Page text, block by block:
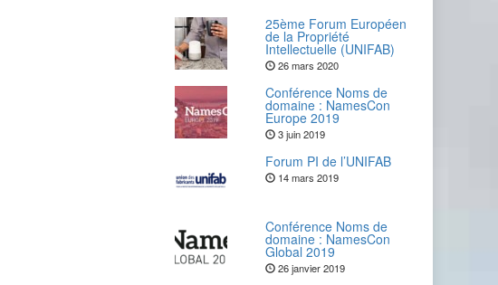
25ème Forum Européen
de la Propriété
Intellectuelle (UNIFAB)
26 mars 2020
Conférence Noms de
domaine : NamesCon
Europe 2019
3 juin 2019
Forum PI de l’UNIFAB
14 mars 2019
Conférence Noms de
domaine : NamesCon
Global 2019
26 janvier 2019